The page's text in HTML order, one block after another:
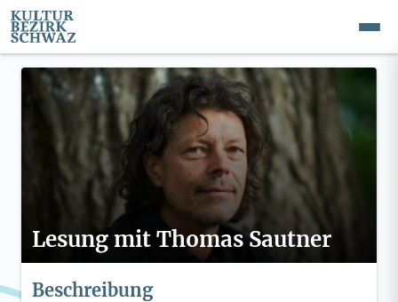
Lesung mit Thomas Sautner
Beschreibung